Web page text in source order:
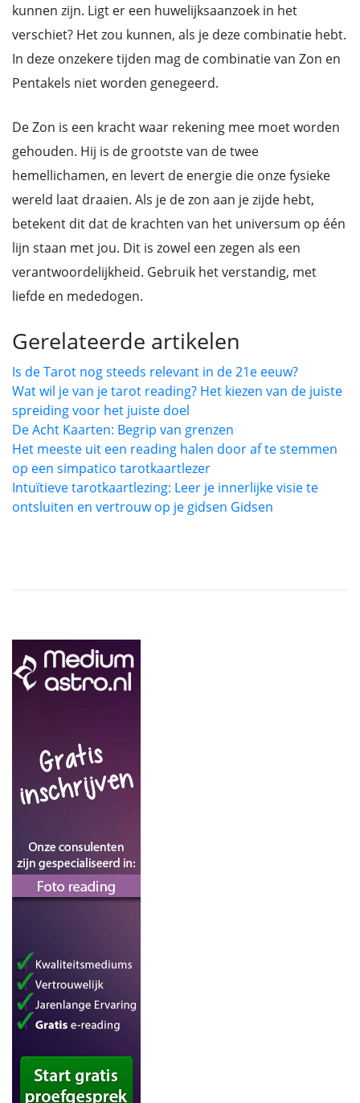
kunnen zijn. Ligt er een huwelijksaanzoek in het
verschiet? Het zou kunnen, als je deze combinatie hebt.
In deze onzekere tijden mag de combinatie van Zon en
Pentakels niet worden genegeerd.
De Zon is een kracht waar rekening mee moet worden
gehouden. Hij is de grootste van de twee
hemellichamen, en levert de energie die onze fysieke
wereld laat draaien. Als je de zon aan je zijde hebt,
betekent dit dat de krachten van het universum op één
lijn staan met jou. Dit is zowel een zegen als een
verantwoordelijkheid. Gebruik het verstandig, met
liefde en mededogen.
Gerelateerde artikelen
Is de Tarot nog steeds relevant in de 21e eeuw?
Wat wil je van je tarot reading? Het kiezen van de juiste
spreiding voor het juiste doel
De Acht Kaarten: Begrip van grenzen
Het meeste uit een reading halen door af te stemmen
op een simpatico tarotkaartlezer
Intuïtieve tarotkaartlezing: Leer je innerlijke visie te
ontsluiten en vertrouw op je gidsen Gidsen